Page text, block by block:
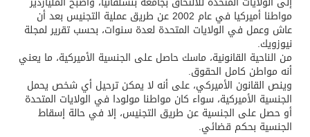
“سبيس إكس” تطلق 24 قمرًا صناعيًا جديدًا إلى الفضاء
مواطنا أميركيا في عام 2002 عن طريق عملية التجنيس بعد أن
عاش وعمل في الولايات المتحدة لعدة سنوات، بحسب تقرير لمجلة
نيوزويك.
من الناحية القانونية، ماسك حاصل على الجنسية الأميركية، ما يعني
أنه مواطن كامل الحقوق.
وينص القانون الأميركي، على أنه لا يمكن ترحيل أي شخص يحمل
الجنسية الأميركية، سواء كان مواطنا مولودا في الولايات المتحدة
أو حصل على الجنسية عن طريق التجنيس، إلا في حالة إسقاط
الجنسية بحكم قضائي.